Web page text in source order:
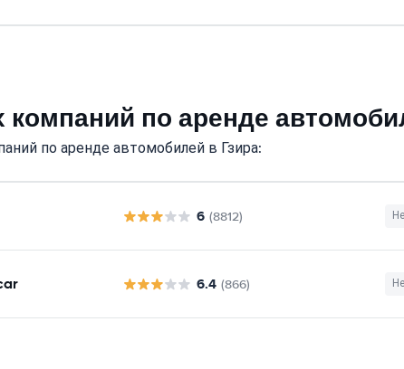
по аренде
по аренде автомобилей в Гзира:
6 (8812)
6.4 (866)